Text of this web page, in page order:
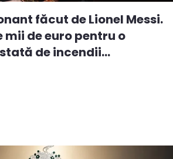
făcut de Lionel Messi.
mii de euro pentru o
de incendii